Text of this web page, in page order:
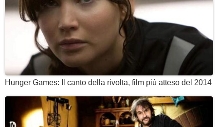
Hunger Games: Il canto della rivolta, film più atteso del 2014